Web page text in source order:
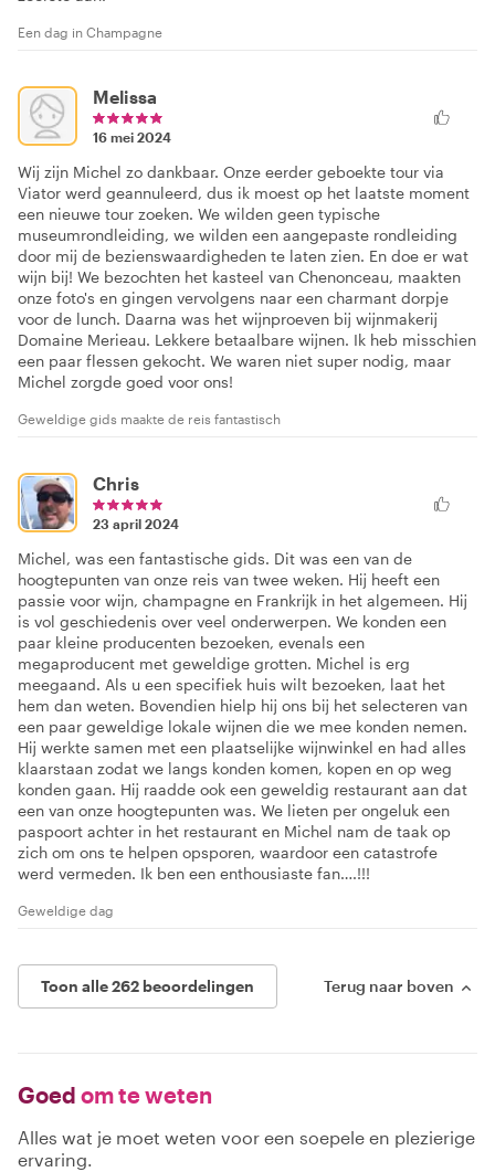
Een dag in Champagne
Melissa
16 mei 2024
Wij zijn Michel zo dankbaar. Onze eerder geboekte tour via
Viator werd geannuleerd, dus ik moest op het laatste moment
een nieuwe tour zoeken. We wilden geen typische
museumrondleiding, we wilden een aangepaste rondleiding
door mij de bezienswaardigheden te laten zien. En doe er wat
wijn bij! We bezochten het kasteel van Chenonceau, maakten
onze foto's en gingen vervolgens naar een charmant dorpje
voor de lunch. Daarna was het wijnproeven bij wijnmakerij
Domaine Merieau. Lekkere betaalbare wijnen. Ik heb misschien
een paar flessen gekocht. We waren niet super nodig, maar
Michel zorgde goed voor ons!
Geweldige gids maakte de reis fantastisch
Chris
23 april 2024
Michel, was een fantastische gids. Dit was een van de
hoogtepunten van onze reis van twee weken. Hij heeft een
passie voor wijn, champagne en Frankrijk in het algemeen. Hij
is vol geschiedenis over veel onderwerpen. We konden een
paar kleine producenten bezoeken, evenals een
megaproducent met geweldige grotten. Michel is erg
meegaand. Als u een specifiek huis wilt bezoeken, laat het
hem dan weten. Bovendien hielp hij ons bij het selecteren van
een paar geweldige lokale wijnen die we mee konden nemen.
Hij werkte samen met een plaatselijke wijnwinkel en had alles
klaarstaan zodat we langs konden komen, kopen en op weg
konden gaan. Hij raadde ook een geweldig restaurant aan dat
een van onze hoogtepunten was. We lieten per ongeluk een
paspoort achter in het restaurant en Michel nam de taak op
zich om ons te helpen opsporen, waardoor een catastrofe
werd vermeden. Ik ben een enthousiaste fan….!!!
Geweldige dag
Toon alle 262 beoordelingen Terug naar boven
Goed om te weten
Alles wat je moet weten voor een soepele en plezierige
ervaring.